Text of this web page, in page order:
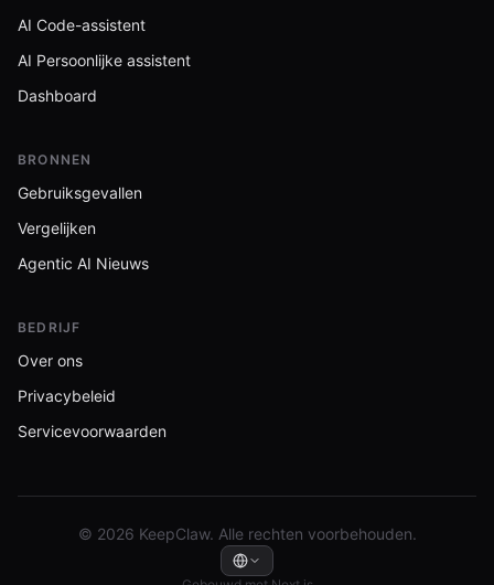
AI Code-assistent
AI Persoonlijke assistent
Dashboard
BRONNEN
Gebruiksgevallen
Vergelijken
Agentic AI Nieuws
BEDRIJF
Over ons
Privacybeleid
Servicevoorwaarden
© 2026 KeepClaw. Alle rechten voorbehouden.